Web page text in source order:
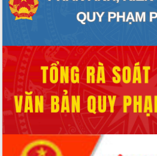
Quyền của người tiêu dùng Việt Nam
2026
tâm đạt được mục tiêu tăng trưởng
hai con số trong năm 2026
Tổ chức trang trọng Lễ hội Đền thờ
Lương Văn Chánh năm 2026
Phó Bí thư Tỉnh ủy Đắk Lắk Đỗ Hữu
Huy giữ chức Bí thư Đảng ủy Ủy Ban
Nhân dân tỉnh
Bệnh án điện tử thúc đẩy chuyển đổi
số y tế tại Đắk Lắk